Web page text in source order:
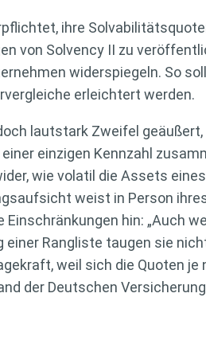
ihre
von Solvency II zu
widerspiegeln. So
erleichtert werden.
lautstark Zweifel
einzigen Kennzahl
wie volatil die Assets
weist in Person
hin: „Auch
Rangliste taugen sie
weil sich die Quoten
der Deutschen